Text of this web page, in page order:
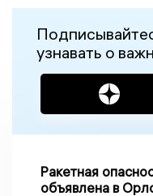
узнавать о
Ракетная
объявлена в